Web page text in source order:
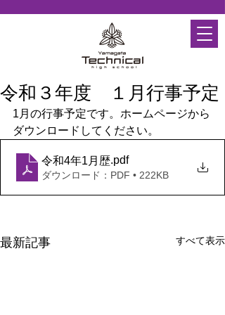
令和３年度 １月行事予定
1月の行事予定です。ホームページから
ダウンロードしてください。
令和4年1月歴.pdf
ダウンロード：PDF • 222KB
最新記事 すべて表示